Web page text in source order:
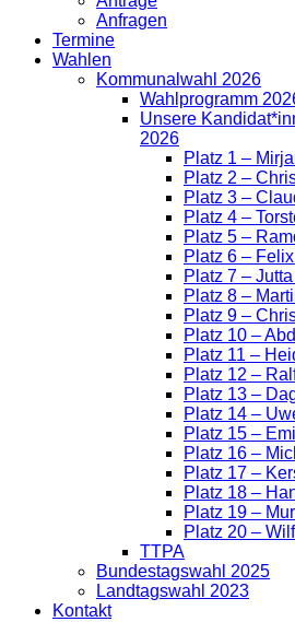
Anfragen
Termine
Wahlen
Kommunalwahl 2026
Wahlprogramm
Unsere
2026
Platz 1 –
Platz 2 –
Platz 3 –
Platz 4 –
Platz 5 –
Platz 6 –
Platz 7 –
Platz 8 –
Platz 9 –
Platz 10 –
Platz 11 –
Platz 12 –
Platz 13 –
Platz 14 –
Platz 15 –
Platz 16 –
Platz 17 –
Platz 18 –
Platz 19 –
Platz 20 –
TTPA
Bundestagswahl 2025
Landtagswahl 2023
Kontakt